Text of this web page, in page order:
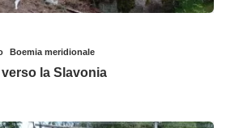
Boemia meridionale
verso la Slavonia